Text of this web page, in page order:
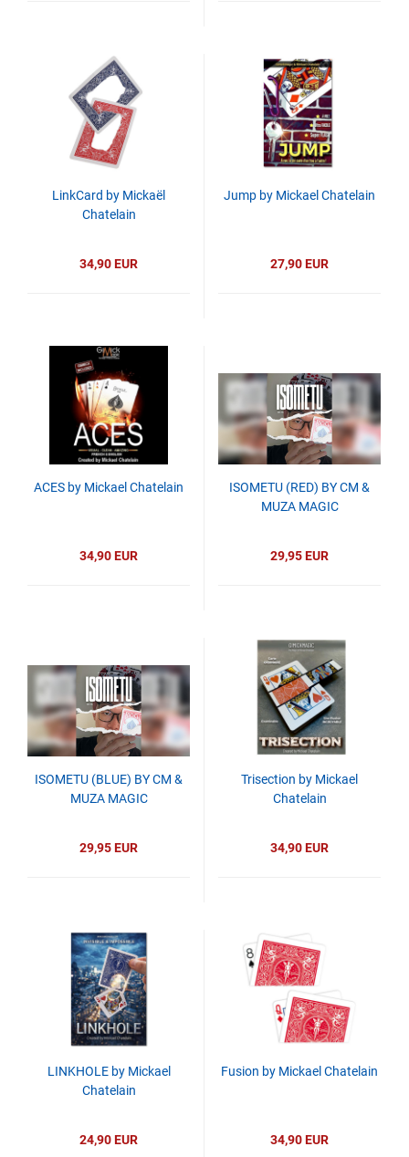
LinkCard by Mickaël
Chatelain
34,90 EUR
Jump by Mickael Chatelain
27,90 EUR
ACES by Mickael Chatelain
34,90 EUR
ISOMETU (RED) BY CM &
MUZA MAGIC
29,95 EUR
ISOMETU (BLUE) BY CM &
MUZA MAGIC
29,95 EUR
Trisection by Mickael
Chatelain
34,90 EUR
LINKHOLE by Mickael
Chatelain
24,90 EUR
Fusion by Mickael Chatelain
34,90 EUR